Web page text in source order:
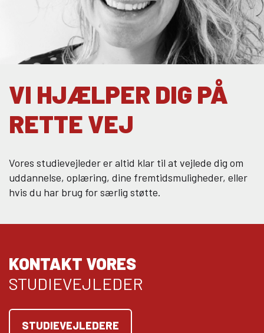
VI HJÆLPER DIG PÅ
RETTE VEJ
Vores studievejleder er altid klar til at vejlede dig om
uddannelse, oplæring, dine fremtidsmuligheder, eller
hvis du har brug for særlig støtte.
KONTAKT VORES
STUDIEVEJLEDER
STUDIEVEJLEDERE